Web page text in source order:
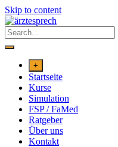
Skip to content
+
Startseite
Kurse
Simulation
FSP / FaMed
Ratgeber
Über uns
Kontakt